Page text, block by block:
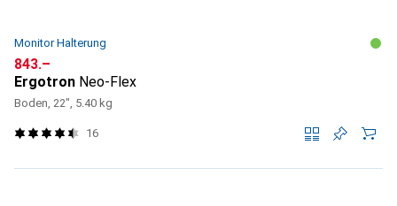
Monitor Halterung
CHF
843.–
Ergotron Neo-Flex
Boden, 22", 5.40 kg
16